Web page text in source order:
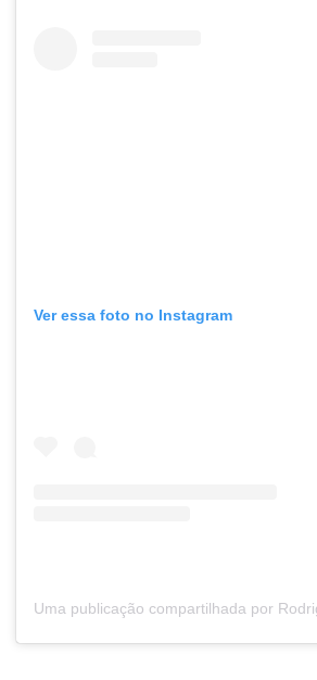
Ver essa foto no Instagram